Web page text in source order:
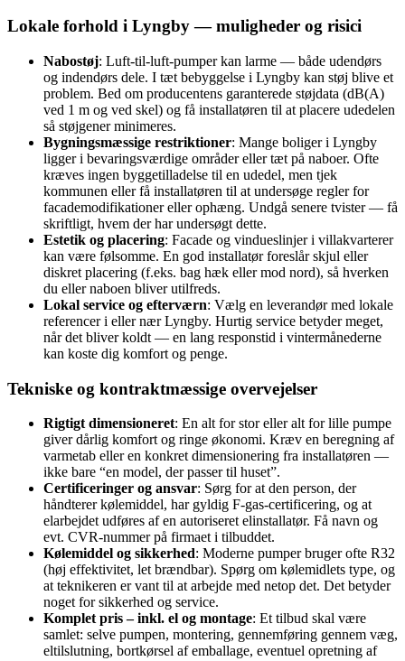
Lokale forhold i Lyngby — muligheder og risici
Nabostøj: Luft‑til‑luft-pumper kan larme — både udendørs
og indendørs dele. I tæt bebyggelse i Lyngby kan støj blive et
problem. Bed om producentens garanterede støjdata (dB(A)
ved 1 m og ved skel) og få installatøren til at placere udedelen
så støjgener minimeres.
Bygningsmæssige restriktioner: Mange boliger i Lyngby
ligger i bevaringsværdige områder eller tæt på naboer. Ofte
kræves ingen byggetilladelse til en udedel, men tjek
kommunen eller få installatøren til at undersøge regler for
facademodifikationer eller ophæng. Undgå senere tvister — få
skriftligt, hvem der har undersøgt dette.
Estetik og placering: Facade og vindueslinjer i villakvarterer
kan være følsomme. En god installatør foreslår skjul eller
diskret placering (f.eks. bag hæk eller mod nord), så hverken
du eller naboen bliver utilfreds.
Lokal service og efterværn: Vælg en leverandør med lokale
referencer i eller nær Lyngby. Hurtig service betyder meget,
når det bliver koldt — en lang responstid i vintermånederne
kan koste dig komfort og penge.
Tekniske og kontraktmæssige overvejelser
Rigtigt dimensioneret: En alt for stor eller alt for lille pumpe
giver dårlig komfort og ringe økonomi. Kræv en beregning af
varmetab eller en konkret dimensionering fra installatøren —
ikke bare “en model, der passer til huset”.
Certificeringer og ansvar: Sørg for at den person, der
håndterer kølemiddel, har gyldig F‑gas‑certificering, og at
elarbejdet udføres af en autoriseret elinstallatør. Få navn og
evt. CVR‑nummer på firmaet i tilbuddet.
Kølemiddel og sikkerhed: Moderne pumper bruger ofte R32
(høj effektivitet, let brændbar). Spørg om kølemidlets type, og
at teknikeren er vant til at arbejde med netop det. Det betyder
noget for sikkerhed og service.
Komplet pris – inkl. el og montage: Et tilbud skal være
samlet: selve pumpen, montering, gennemføring gennem væg,
eltilslutning, bortkørsel af emballage, eventuel opretning af